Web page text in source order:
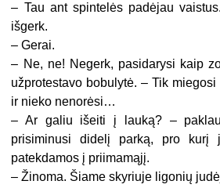
– Tau ant spintelės padėjau
išgerk.
– Gerai.
– Ne, ne! Negerk, pasidarysi kaip
užprotestavo bobulytė. – Tik
ir nieko nenorėsi…
– Ar galiu išeiti į lauką? –
prisiminusi didelį parką, pro kurį
patekdamos į priimamąjį.
– Žinoma. Šiame skyriuje ligonių